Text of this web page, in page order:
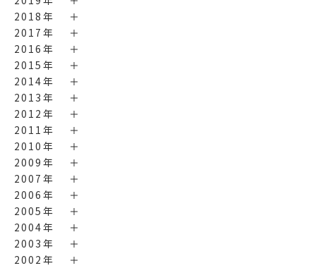
2018年
2017年
2016年
2015年
2014年
2013年
2012年
2011年
2010年
2009年
2007年
2006年
2005年
2004年
2003年
2002年